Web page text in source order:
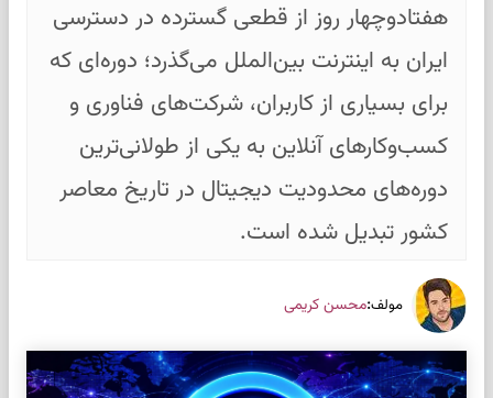
هفتادوچهار روز از قطعی گسترده در دسترسی
ایران به اینترنت بین‌الملل می‌گذرد؛ دوره‌ای که
برای بسیاری از کاربران، شرکت‌های فناوری و
کسب‌وکارهای آنلاین به یکی از طولانی‌ترین
دوره‌های محدودیت دیجیتال در تاریخ معاصر
کشور تبدیل شده است.
مولف:محسن کریمی